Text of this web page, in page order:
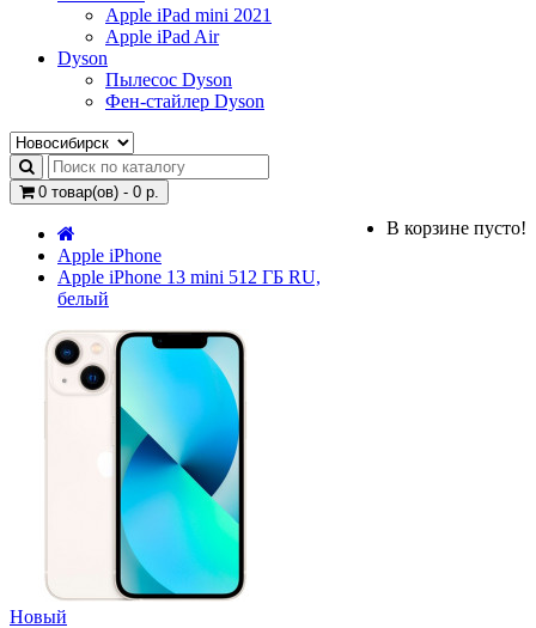
Apple iPad mini 2021
Apple iPad Air
Dyson
Пылесос Dyson
Фен-стайлер Dyson
0 товар(ов) - 0 р.
В корзине пусто!
Apple iPhone
Apple iPhone 13 mini 512 ГБ RU,
белый
Новый